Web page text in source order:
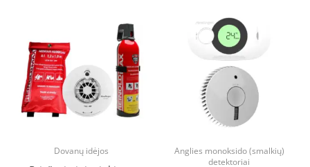
Dovanų idėjos
Anglies monoksido (smalkių)
detektoriai